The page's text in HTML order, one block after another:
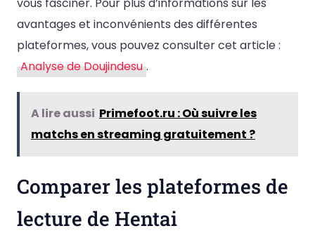
avantages et inconvénients des différentes
plateformes, vous pouvez consulter cet article :
Analyse de Doujindesu .
A lire aussi Primefoot.ru : Où suivre les
matchs en streaming gratuitement ?
Comparer les plateformes de
lecture de Hentai